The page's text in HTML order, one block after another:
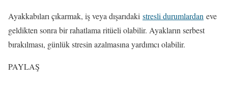
Ayakkabıları çıkarmak, iş veya dışarıdaki stresli durumlardan eve
geldikten sonra bir rahatlama ritüeli olabilir. Ayakların serbest
bırakılması, günlük stresin azalmasına yardımcı olabilir.
PAYLAŞ